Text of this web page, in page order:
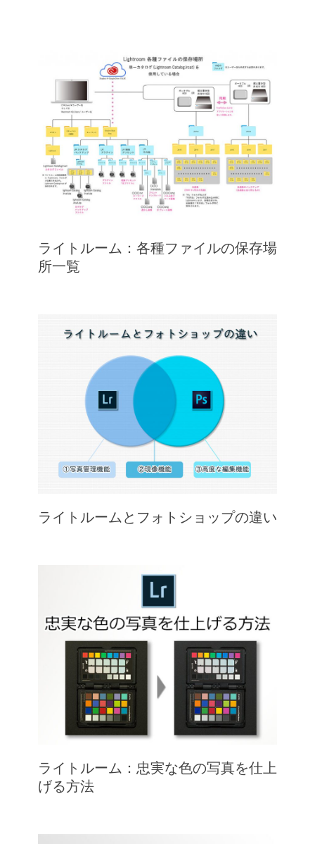
ライトルーム：各種ファイルの保存場
所一覧
ライトルームとフォトショップの違い
ライトルーム：忠実な色の写真を仕上
げる方法